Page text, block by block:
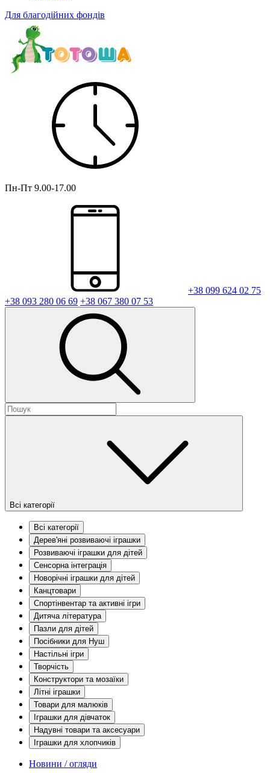
Для благодійних фондів
Пн-Пт 9.00-17.00
+38 099 624 02 75
+38 093 280 06 69 +38 067 380 07 53
Всі категорії
Всі категорії
Дерев'яні розвиваючі іграшки
Розвиваючі іграшки для дітей
Сенсорна інтеграція
Новорічні іграшки для дітей
Канцтовари
Спортінвентар та активні ігри
Дитяча література
Пазли для дітей
Посібники для Нуш
Настільні ігри
Творчість
Конструктори та мозаїки
Літні іграшки
Товари для малюків
Іграшки для дівчаток
Надувні товари та аксесуари
Іграшки для хлопчиків
Новини / огляди